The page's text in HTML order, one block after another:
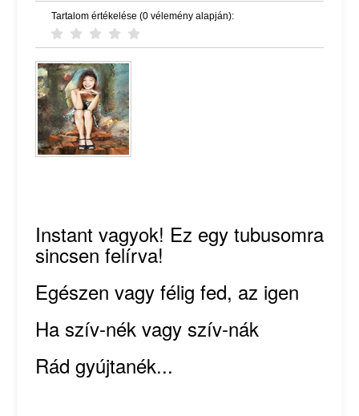
Tartalom értékelése (0 vélemény alapján):
Instant vagyok! Ez egy tubusomra
sincsen felírva!
Egészen vagy félig fed, az igen
Ha szív-nék vagy szív-nák
Rád gyújtanék...